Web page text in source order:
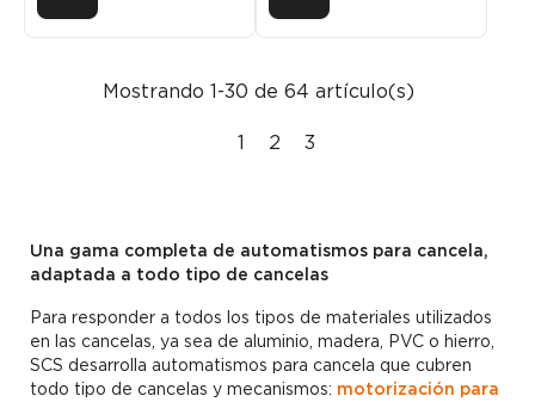
Mostrando 1-30 de 64 artículo(s)
1 2 3
Una gama completa de automatismos para cancela,
adaptada a todo tipo de cancelas
Para responder a todos los tipos de materiales utilizados
en las cancelas, ya sea de aluminio, madera, PVC o hierro,
SCS desarrolla automatismos para cancela que cubren
todo tipo de cancelas y mecanismos: motorización para